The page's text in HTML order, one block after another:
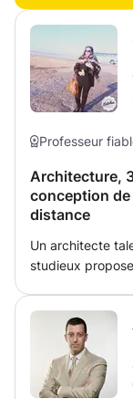
Professeur
Architecture,
conception
distance
Un architecte
studieux
centres
réalisation des plans en 3d *réalisation et formation en
AUTOCAD
d'idées,